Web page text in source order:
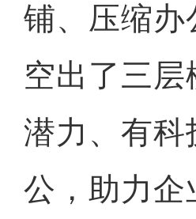
铺、压缩
空出了三
潜力、有
公，助力企